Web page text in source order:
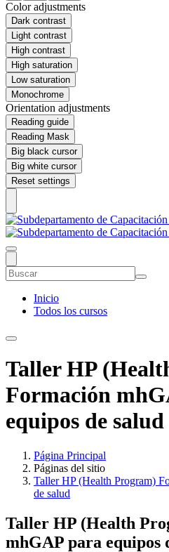
Color adjustments
Dark contrast
Light contrast
High contrast
High saturation
Low saturation
Monochrome
Orientation adjustments
Reading guide
Reading Mask
Big black cursor
Big white cursor
Reset settings
Inicio
Todos los cursos
Taller HP
Formación
equipos de salud
Página Principal
Páginas del sitio
Taller HP (Health Program)
de salud
Taller HP (Health
mhGAP para equipos